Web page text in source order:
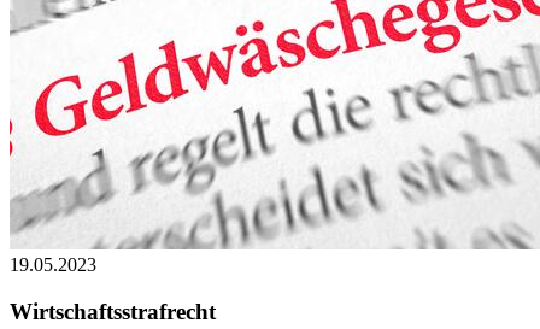
19.05.2023
Wirtschaftsstrafrecht